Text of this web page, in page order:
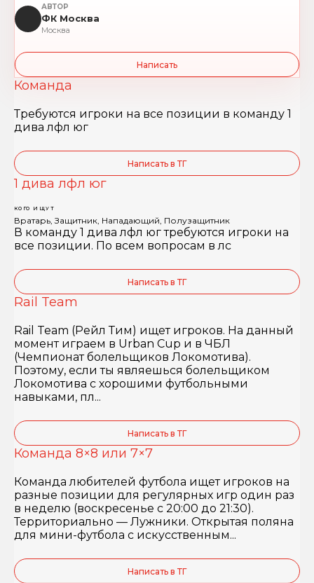
АВТОР
ФК Москва
Москва
Написать
Команда
Требуются игроки на все позиции в команду 1
дива лфл юг
Написать в ТГ
1 дива лфл юг
КОГО ИЩУТ
Вратарь, Защитник, Нападающий, Полузащитник
В команду 1 дива лфл юг требуются игроки на
все позиции. По всем вопросам в лс
Написать в ТГ
Rail Team
Rail Team (Рейл Тим) ищет игроков. На данный
момент играем в Urban Cup и в ЧБЛ
(Чемпионат болельщиков Локомотива).
Поэтому, если ты являешься болельщиком
Локомотива с хорошими футбольными
навыками, пл...
Написать в ТГ
Команда 8×8 или 7×7
Команда любителей футбола ищет игроков на
разные позиции для регулярных игр один раз
в неделю (воскресенье с 20:00 до 21:30).
Территориально — Лужники. Открытая поляна
для мини-футбола с искусственным...
Написать в ТГ